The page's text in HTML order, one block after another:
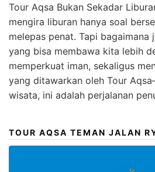
Tour Aqsa Bukan Sekadar
mengira liburan hanya soal
melepas penat. Tapi bagaimana
yang bisa membawa kita lebih
memperkuat iman, sekaligus
yang ditawarkan oleh Tour
wisata, ini adalah perjalanan
TOUR AQSA TEMAN JALAN